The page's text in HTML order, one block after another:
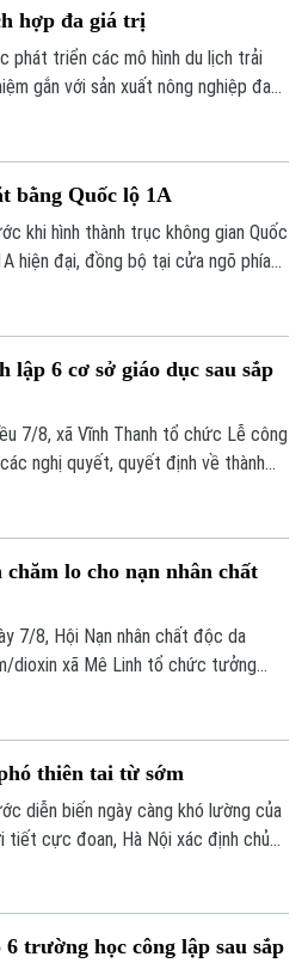
hợp đa giá trị
phát triển các mô hình du lịch trải
gắn với sản xuất nông nghiệp đang
phát triển kinh tế nông thôn bền
bằng Quốc lộ 1A
khi hình thành trục không gian Quốc
hiện đại, đồng bộ tại cửa ngõ phía
có dự án đi qua đang tập trung
án bồi thường, hỗ trợ, tái định cư
cường đối thoại để tạo đồng
6 cơ sở giáo dục sau sắp
7/8, xã Vĩnh Thanh tổ chức Lễ công
nghị quyết, quyết định về thành
lo cho nạn nhân chất
7/8, Hội Nạn nhân chất độc da
dioxin xã Mê Linh tổ chức tưởng
thiên tai từ sớm
diễn biến ngày càng khó lường của
tiết cực đoan, Hà Nội xác định chủ
kiếm cứu nạn.
trường học công lập sau sắp